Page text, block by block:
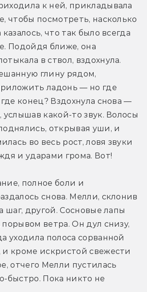
к ней, прикладывала
чтобы посмотреть, насколько
что так было всегда
Подойдя ближе, она
в ствол, вздохнула.
глину рядом,
ладонь — но где
конец? Вздохнула снова —
услышав какой-то звук. Волосы
открывая уши, и
во весь рост, ловя звуки
и ударами грома. Вот!
полное боли и
снова. Мелли, склонив
шаг, другой. Сосновые лапы
ветра. Он дул снизу,
уходила полоса сорванной
кроме искристой свежести
отчего Мелли пустилась
быстро. Пока никто не